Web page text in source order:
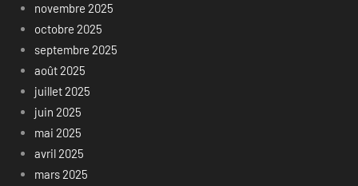
novembre 2025
octobre 2025
septembre 2025
août 2025
juillet 2025
juin 2025
mai 2025
avril 2025
mars 2025